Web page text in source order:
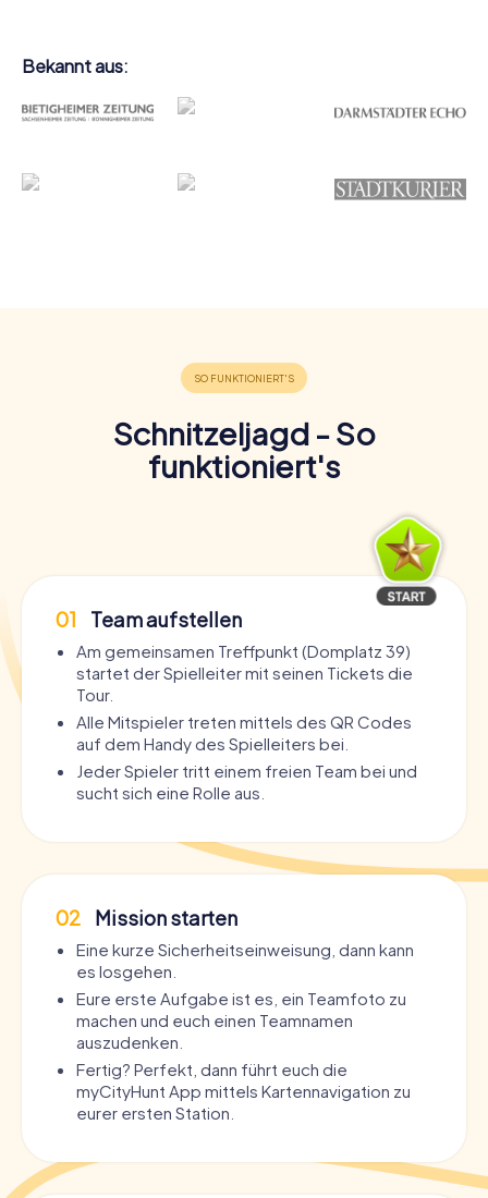
Bekannt aus:
Schnitzeljagd - So
funktioniert's
01 Team aufstellen
Am gemeinsamen Treffpunkt (Domplatz 39)
startet der Spielleiter mit seinen Tickets die
Tour.
Alle Mitspieler treten mittels des QR Codes
auf dem Handy des Spielleiters bei.
Jeder Spieler tritt einem freien Team bei und
sucht sich eine Rolle aus.
02 Mission starten
Eine kurze Sicherheitseinweisung, dann kann
es losgehen.
Eure erste Aufgabe ist es, ein Teamfoto zu
machen und euch einen Teamnamen
auszudenken.
Fertig? Perfekt, dann führt euch die
myCityHunt App mittels Kartennavigation zu
eurer ersten Station.